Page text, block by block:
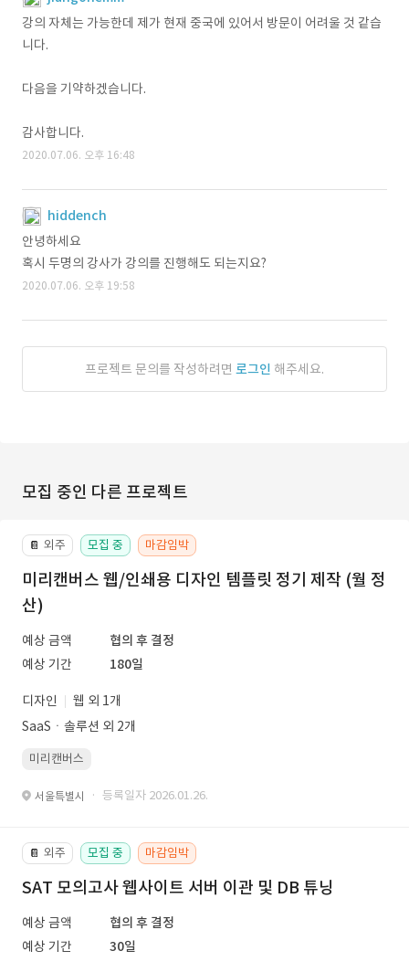
강의 자체는 가능한데 제가 현재 중국에 있어서 방문이 어려울 것 같습
니다.
다음을 기약하겠습니다.
감사합니다.
2020.07.06. 오후 16:48
hiddench
안녕하세요
혹시 두명의 강사가 강의를 진행해도 되는지요?
2020.07.06. 오후 19:58
프로젝트 문의를 작성하려면 로그인 해주세요.
모집 중인 다른 프로젝트
📔 외주 모집 중 마감임박
미리캔버스 웹/인쇄용 디자인 템플릿 정기 제작 (월 정
산)
예상 금액
협의 후 결정
예상 기간
180일
디자인
웹 외 1개
SaaSㆍ솔루션 외 2개
미리캔버스
서울특별시 · 등록일자 2026.01.26.
📔 외주 모집 중 마감임박
SAT 모의고사 웹사이트 서버 이관 및 DB 튜닝
예상 금액
협의 후 결정
예상 기간
30일